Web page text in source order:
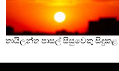
තායිලන්ත පාසල් සිසුවෙකු